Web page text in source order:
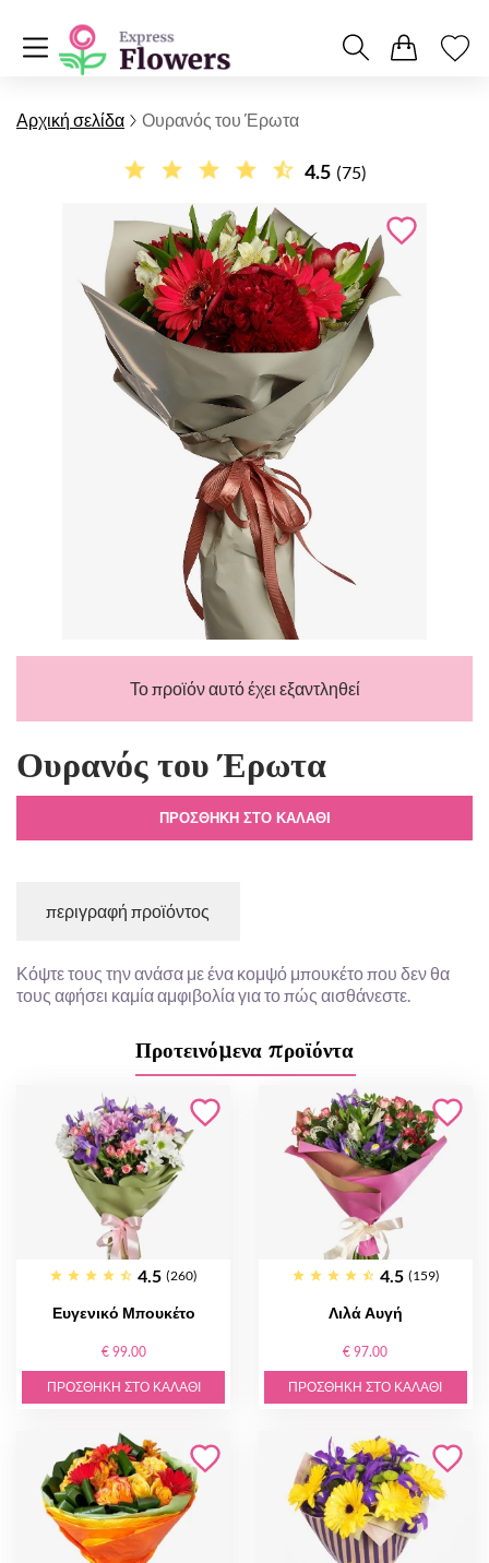
Αρχική σελίδα Ουρανός του Έρωτα
4.5 (75)
Το προϊόν αυτό έχει εξαντληθεί
Ουρανός του Έρωτα
ΠΡΟΣΘΉΚΗ ΣΤΟ ΚΑΛΆΘΙ
περιγραφή προϊόντος
Κόψτε τους την ανάσα με ένα κομψό μπουκέτο που δεν θα
τους αφήσει καμία αμφιβολία για το πώς αισθάνεστε.
Προτεινόμενα προϊόντα
4.5 (260)
Ευγενικό Μπουκέτο
€ 99.00
ΠΡΟΣΘΉΚΗ ΣΤΟ ΚΑΛΆΘΙ
4.5 (159)
Λιλά Αυγή
€ 97.00
ΠΡΟΣΘΉΚΗ ΣΤΟ ΚΑΛΆΘΙ